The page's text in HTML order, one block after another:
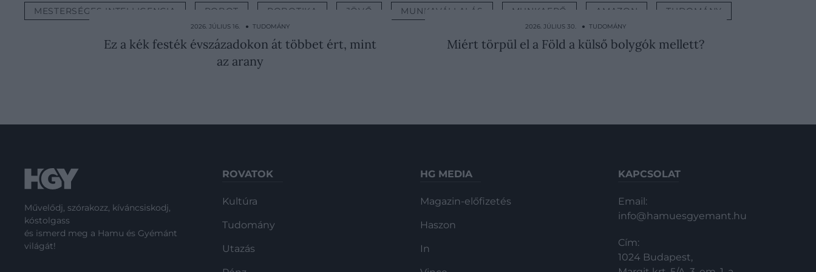
MESTERSÉGES INTELLIGENCIA ROBOT ROBOTIKA JÖVŐ MUNKAVÁLLALÁS MUNKAERŐ AMAZON TUDOMÁNY
2026. JÚLIUS 16. ● TUDOMÁNY
Ez a kék festék évszázadokon át többet ért, mint
az arany
2026. JÚLIUS 30. ● TUDOMÁNY
Miért törpül el a Föld a külső bolygók mellett?
Művelődj, szórakozz, kíváncsiskodj,
kóstolgass
és ismerd meg a Hamu és Gyémánt
világát!
ROVATOK
Kultúra
Tudomány
Utazás
HG MEDIA
Magazin-előfizetés
Haszon
In
KAPCSOLAT
Email:
info@hamuesgyemant.hu
Cím:
1024 Budapest,